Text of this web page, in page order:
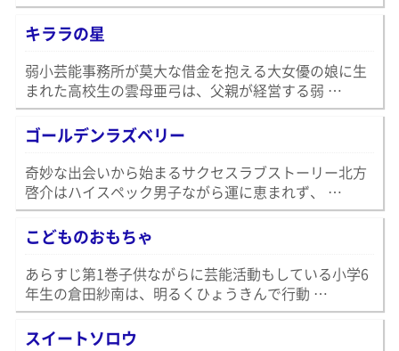
キララの星
弱小芸能事務所が莫大な借金を抱える大女優の娘に生
まれた高校生の雲母亜弓は、父親が経営する弱 …
ゴールデンラズベリー
奇妙な出会いから始まるサクセスラブストーリー北方
啓介はハイスペック男子ながら運に恵まれず、 …
こどものおもちゃ
あらすじ第1巻子供ながらに芸能活動もしている小学6
年生の倉田紗南は、明るくひょうきんで行動 …
スイートソロウ